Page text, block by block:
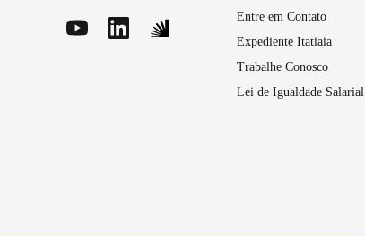
Entre em Contato
Expediente Itatiaia
Trabalhe Conosco
Lei de Igualdade Salarial